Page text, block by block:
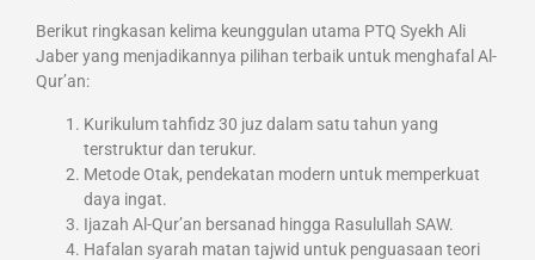
Berikut ringkasan kelima keunggulan utama PTQ Syekh Ali
Jaber yang menjadikannya pilihan terbaik untuk menghafal Al-
Qur’an:
Kurikulum tahfidz 30 juz dalam satu tahun yang
terstruktur dan terukur.
Metode Otak, pendekatan modern untuk memperkuat
daya ingat.
Ijazah Al-Qur’an bersanad hingga Rasulullah SAW.
Hafalan syarah matan tajwid untuk penguasaan teori